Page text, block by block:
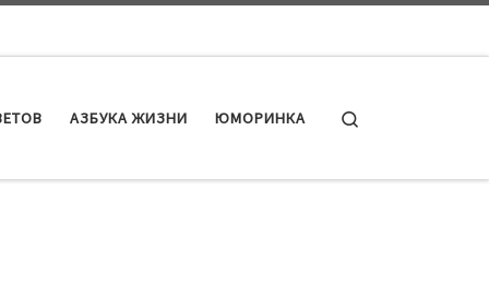
АЗБУКА ЖИЗНИ ЮМОРИНКА